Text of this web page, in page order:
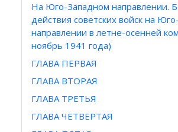
На Юго-Западном направлении.
действия советских войск на
направлении в летне-осенней
ноябрь 1941 года)
ГЛАВА ПЕРВАЯ
ГЛАВА ВТОРАЯ
ГЛАВА ТРЕТЬЯ
ГЛАВА ЧЕТВЕРТАЯ